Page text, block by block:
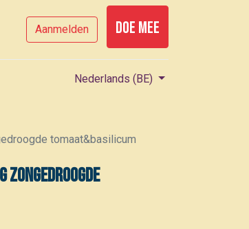
Aanmelden Doe mee
Nederlands (BE)
tomaat&basilicum
zongedroogde